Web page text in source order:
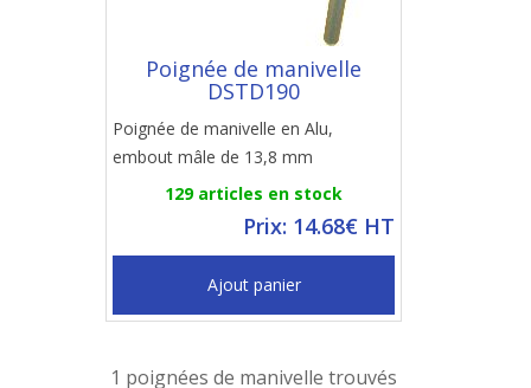
Poignée de manivelle
DSTD190
Poignée de manivelle en Alu,
embout mâle de 13,8 mm
129 articles en stock
Prix: 14.68€ HT
Ajout panier
1 poignées de manivelle trouvés